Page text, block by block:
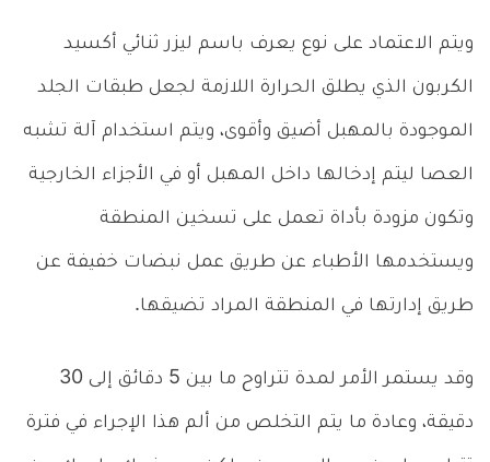
ويتم الاعتماد على نوع يعرف باسم ليزر ثنائي أكسيد
الكربون الذي يطلق الحرارة اللازمة لجعل طبقات الجلد
الموجودة بالمهبل أضيق وأقوى، ويتم استخدام آلة تشبه
العصا ليتم إدخالها داخل المهبل أو في الأجزاء الخارجية
وتكون مزودة بأداة تعمل على تسخين المنطقة
ويستخدمها الأطباء عن طريق عمل نبضات خفيفة عن
طريق إدارتها في المنطقة المراد تضيقها.
وقد يستمر الأمر لمدة تتراوح ما بين 5 دقائق إلى 30
دقيقة، وعادة ما يتم التخلص من ألم هذا الإجراء في فترة